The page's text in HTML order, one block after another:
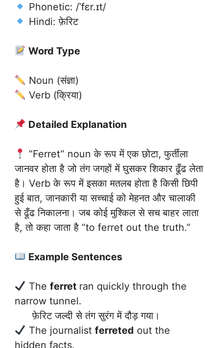
Phonetic: /ˈfɛr.ɪt/
Hindi: फ़ेरिट
Word Type
Noun (संज्ञा)
Verb (क्रिया)
Detailed Explanation
“Ferret” noun के रूप में एक छोटा, फुर्तीला
जानवर होता है जो तंग जगहों में घुसकर शिकार ढूँढ लेता
है। Verb के रूप में इसका मतलब होता है किसी छिपी
हुई बात, जानकारी या सच्चाई को मेहनत और चालाकी
से ढूँढ निकालना। जब कोई मुश्किल से सच बाहर लाता
है, तो कहा जाता है “to ferret out the truth.”
Example Sentences
The ferret ran quickly through the
narrow tunnel.
फ़ेरिट जल्दी से तंग सुरंग में दौड़ गया।
The journalist ferreted out the
hidden facts.